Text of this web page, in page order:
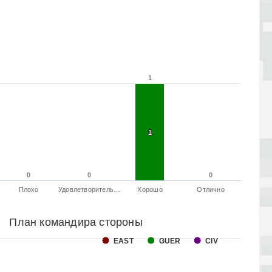
0
0 0
0
1
1
0
0
1
1
Плохо Удовлетворитель… Хорошо Отлично
План командира стороны
EAST GUER CIV